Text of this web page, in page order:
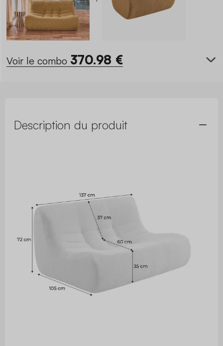
Voir le combo 370.98 €
Description du produit